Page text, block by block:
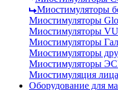
Миостимуляторы
Миостимуляторы
Миостимуляторы
Миостимуляторы
Миостимуляторы
Миостимуляторы
Миостимуляция
Оборудование для